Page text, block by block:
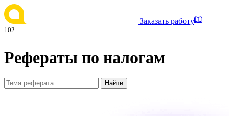
Заказать работу
102
Рефераты по налогам
Найти